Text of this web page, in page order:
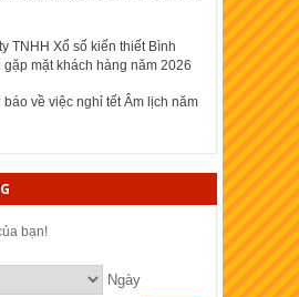
TNHH Xổ số kiến thiết Bình
gặp mặt khách hàng năm 2026
báo về việc nghỉ tết Âm lịch năm
bạn!
Ngày